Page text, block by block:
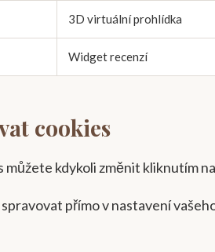
3D virtuální prohlídka
Widget recenzí
cookies
můžete kdykoli změnit kliknutím
přímo v nastavení